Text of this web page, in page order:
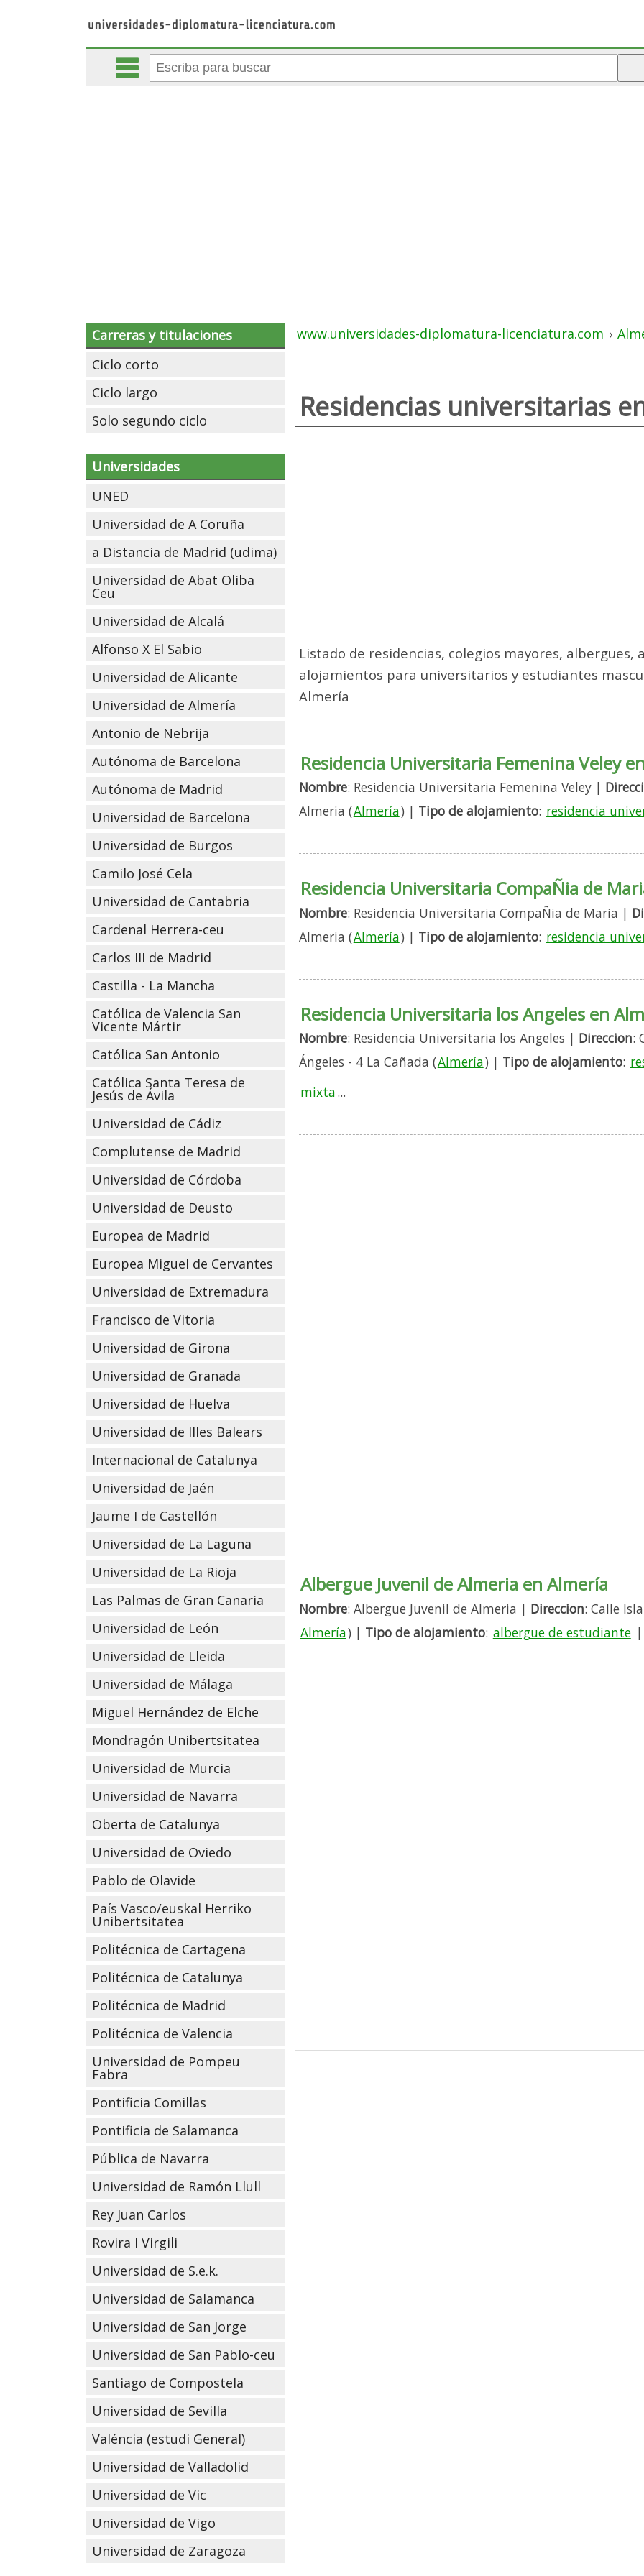
Carreras y titulaciones
Ciclo corto
Ciclo largo
Solo segundo ciclo
Universidades
UNED
Universidad de A Coruña
a Distancia de Madrid (udima)
Universidad de Abat Oliba
Ceu
Universidad de Alcalá
Alfonso X El Sabio
Universidad de Alicante
Universidad de Almería
Antonio de Nebrija
Autónoma de Barcelona
Autónoma de Madrid
Universidad de Barcelona
Universidad de Burgos
Camilo José Cela
Universidad de Cantabria
Cardenal Herrera-ceu
Carlos III de Madrid
Castilla - La Mancha
Católica de Valencia San
Vicente Mártir
Católica San Antonio
Católica Santa Teresa de
Jesús de Ávila
Universidad de Cádiz
Complutense de Madrid
Universidad de Córdoba
Universidad de Deusto
Europea de Madrid
Europea Miguel de Cervantes
Universidad de Extremadura
Francisco de Vitoria
Universidad de Girona
Universidad de Granada
Universidad de Huelva
Universidad de Illes Balears
Internacional de Catalunya
Universidad de Jaén
Jaume I de Castellón
Universidad de La Laguna
Universidad de La Rioja
Las Palmas de Gran Canaria
Universidad de León
Universidad de Lleida
Universidad de Málaga
Miguel Hernández de Elche
Mondragón Unibertsitatea
Universidad de Murcia
Universidad de Navarra
Oberta de Catalunya
Universidad de Oviedo
Pablo de Olavide
País Vasco/euskal Herriko
Unibertsitatea
Politécnica de Cartagena
Politécnica de Catalunya
Politécnica de Madrid
Politécnica de Valencia
Universidad de Pompeu
Fabra
Pontificia Comillas
Pontificia de Salamanca
Pública de Navarra
Universidad de Ramón Llull
Rey Juan Carlos
Rovira I Virgili
Universidad de S.e.k.
Universidad de Salamanca
Universidad de San Jorge
Universidad de San Pablo-ceu
Santiago de Compostela
Universidad de Sevilla
Valéncia (estudi General)
Universidad de Valladolid
Universidad de Vic
Universidad de Vigo
Universidad de Zaragoza
www.universidades-diplomatura-licenciatura.com ›
Residencias universitarias
Listado de residencias, colegios mayores,
alojamientos para universitarios y estudiantes
Almería
Residencia Universitaria Femenina Veley
Nombre: Residencia Universitaria Femenina Veley |
Almeria (Almería) | Tipo de alojamiento: residencia
Residencia Universitaria CompaÑia de
Nombre: Residencia Universitaria CompaÑia de Maria |
Almeria (Almería) | Tipo de alojamiento: residencia
Residencia Universitaria los Angeles en
Nombre: Residencia Universitaria los Angeles | Direccion:
Ángeles - 4 La Cañada (Almería) | Tipo de alojamiento:
mixta...
Albergue Juvenil de Almeria en Almería
Nombre: Albergue Juvenil de Almeria | Direccion: Calle
Almería) | Tipo de alojamiento: albergue de estudiante |